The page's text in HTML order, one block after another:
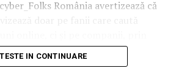
puțin de stil și mai mult de
de utilizare intensă.
România avertizează că
și infrastructura digitală
IN CONTINUARE